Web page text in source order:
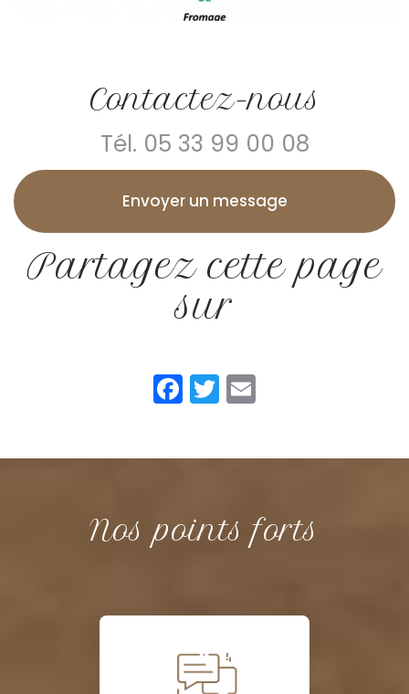
Contactez-nous
Tél. 05 33 99 00 08
Envoyer un message
Partagez cette page
sur
Facebook
Twitter
Nos points forts